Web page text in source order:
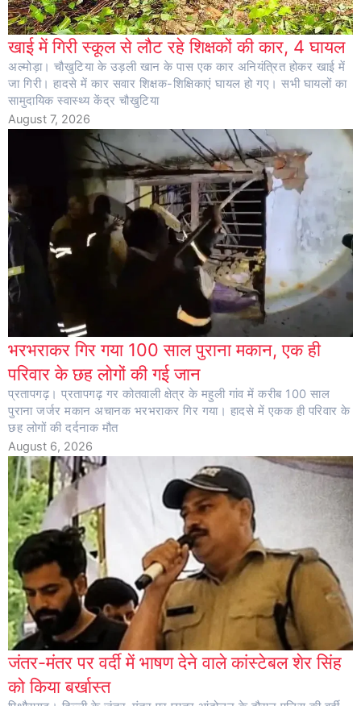
खाई में गिरी स्कूल से लौट रहे शिक्षकों की कार, 4 घायल
अल्मोड़ा। चौखुटिया के उड़ली खान के पास एक कार अनियंत्रित होकर खाई में
जा गिरी। हादसे में कार सवार शिक्षक-शिक्षिकाएं घायल हो गए। सभी घायलों का
सामुदायिक स्वास्थ्य केंद्र चौखुटिया
August 7, 2026
भरभराकर गिर गया 100 साल पुराना मकान, एक ही
परिवार के छह लोगों की गई जान
प्रतापगढ़। प्रतापगढ़ गर कोतवाली क्षेत्र के महुली गांव में करीब 100 साल
पुराना जर्जर मकान अचानक भरभराकर गिर गया। हादसे में एकक ही परिवार के
छह लोगों की दर्दनाक मौत
August 6, 2026
जंतर-मंतर पर वर्दी में भाषण देने वाले कांस्टेबल शेर सिंह
को किया बर्खास्त